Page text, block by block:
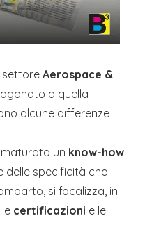
settore Aerospace &
a quella
alcune differenze
maturato un know-how
delle specificità che
si focalizza, in
certificazioni e le